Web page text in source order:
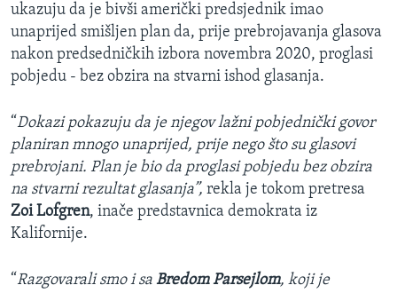
ukazuju da je bivši američki predsjednik imao
unaprijed smišljen plan da, prije prebrojavanja glasova
nakon predsedničkih izbora novembra 2020, proglasi
pobjedu - bez obzira na stvarni ishod glasanja.
“Dokazi pokazuju da je njegov lažni pobjednički govor
planiran mnogo unaprijed, prije nego što su glasovi
prebrojani. Plan je bio da proglasi pobjedu bez obzira
na stvarni rezultat glasanja”, rekla je tokom pretresa
Zoi Lofgren, inače predstavnica demokrata iz
Kalifornije.
“Razgovarali smo i sa Bredom Parsejlom, koji je